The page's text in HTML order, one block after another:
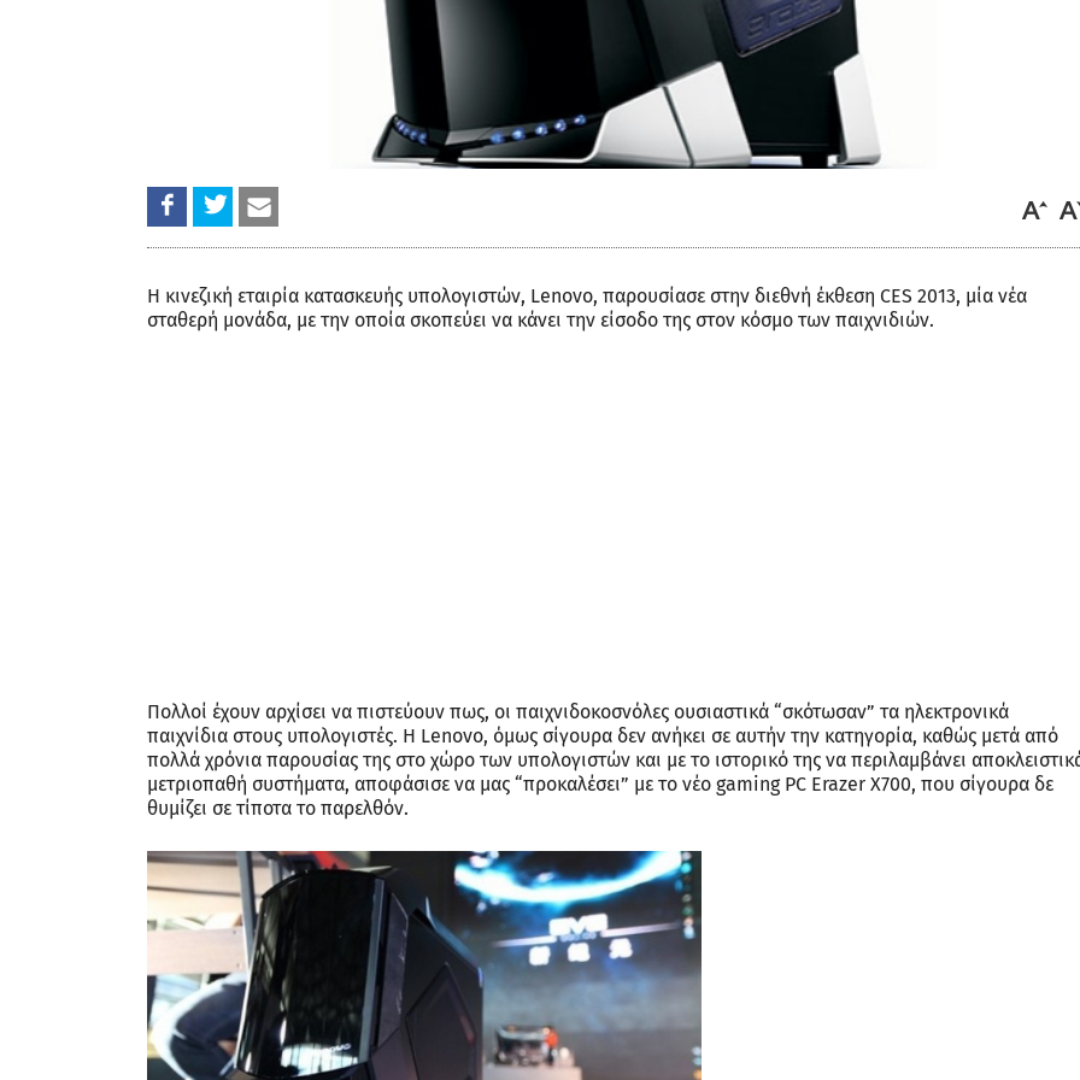
Η κινεζική εταιρία κατασκευής υπολογιστών, Lenovo, παρουσίασε στην διεθνή έκθεση CES 2013, μία νέα
σταθερή μονάδα, με την οποία σκοπεύει να κάνει την είσοδο της στον κόσμο των παιχνιδιών.
Πολλοί έχουν αρχίσει να πιστεύουν πως, οι παιχνιδοκοσνόλες ουσιαστικά “σκότωσαν” τα ηλεκτρονικά
παιχνίδια στους υπολογιστές. Η Lenovo, όμως σίγουρα δεν ανήκει σε αυτήν την κατηγορία, καθώς μετά από
πολλά χρόνια παρουσίας της στο χώρο των υπολογιστών και με το ιστορικό της να περιλαμβάνει
μετριοπαθή συστήματα, αποφάσισε να μας “προκαλέσει” με το νέο gaming PC Erazer X700, που σίγουρα δε
θυμίζει σε τίποτα το παρελθόν.